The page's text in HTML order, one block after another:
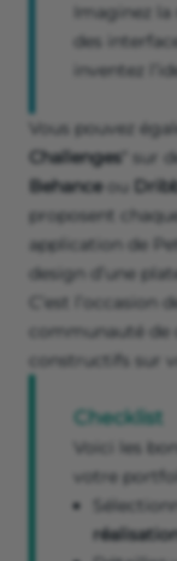
Imaginez la
des
inventez
Vous pouvez
Challenges “ sur
Behanceou
proposent
application de
design d’une
C’est
communauté
constructifs sur
Checklist
Voici les
votre